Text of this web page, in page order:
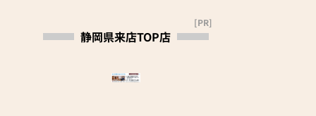
静岡県来店TOP店
[PR]